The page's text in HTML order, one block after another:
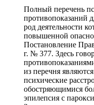
Полный перечень
противопоказаний
род деятельности
повышенной
Постановление
г. № 377. Здесь
из перечня
психические
обостряющимися
эпилепсия с